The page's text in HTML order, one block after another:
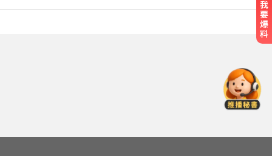
支持政府政策